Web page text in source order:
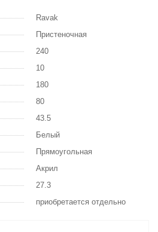
Ravak
Пристеночная
240
10
180
80
43.5
Белый
Прямоугольная
Акрил
27.3
приобретается отдельно